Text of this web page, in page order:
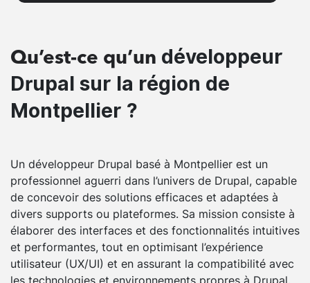
Qu’est-ce qu’un développeur
Drupal sur la région de
Montpellier ?
Un développeur Drupal basé à Montpellier est un
professionnel aguerri dans l’univers de Drupal, capable
de concevoir des solutions efficaces et adaptées à
divers supports ou plateformes. Sa mission consiste à
élaborer des interfaces et des fonctionnalités intuitives
et performantes, tout en optimisant l’expérience
utilisateur (UX/UI) et en assurant la compatibilité avec